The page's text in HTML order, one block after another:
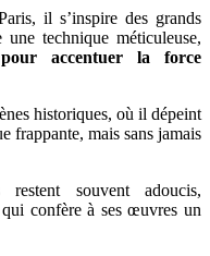
il s’inspire des grands
technique méticuleuse,
accentuer la force
historiques, où il dépeint
frappante, mais sans jamais
souvent adoucis,
confère à ses œuvres un